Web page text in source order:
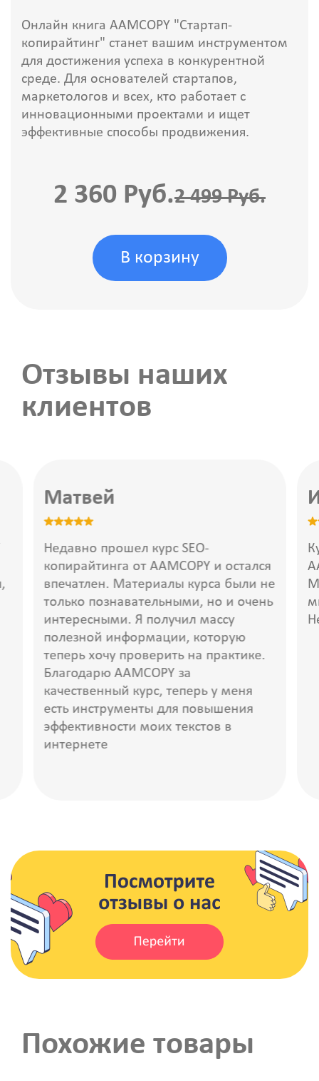
Онлайн книга AAMCOPY "Стартап-
копирайтинг" станет вашим инструментом
для достижения успеха в конкурентной
среде. Для основателей стартапов,
маркетологов и всех, кто работает с
инновационными проектами и ищет
эффективные способы продвижения.
2 360 Руб.2 499 Руб.
В корзину
Отзывы наших
клиентов
Матвей
Недавно прошел курс SEO-
копирайтинга от AAMCOPY и остался
впечатлен. Материалы курса были не
только познавательными, но и очень
интересными. Я получил массу
полезной информации, которую
теперь хочу проверить на практике.
Благодарю AAMCOPY за
качественный курс, теперь у меня
есть инструменты для повышения
эффективности моих текстов в
интернете
Похожие товары